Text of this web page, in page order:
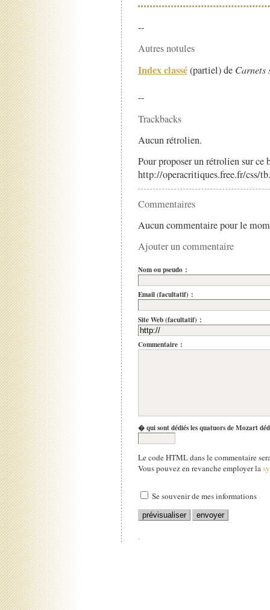
--
Autres notules
Index classé(partiel) de Carnets
--
Trackbacks
Aucun rétrolien.
Pour proposer un rétrolien sur
http://operacritiques.free.fr/css/
Commentaires
Aucun commentaire pour le
Ajouter un commentaire
Nom ou pseudo :
Email (facultatif) :
Site Web (facultatif) :
Commentaire :
� qui sont dédiés les quatuors de Mozart
Le code HTML dans le commentaire
Vous pouvez en revanche employer la
Se souvenir de mes informations
.